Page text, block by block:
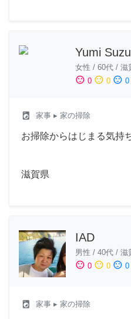
Yumi
女性 / 60代 / 滋
sentiment_satisfied 0 sentiment_neutral 0 sentiment_dissatisfied 0
local_laundry_service 家事 ▸ 家の掃除
お掃除からはじまる気持
滋賀県
IAD
男性 / 40代 / 滋
sentiment_satisfied 0 sentiment_neutral 0 sentiment_dissatisfied 0
local_laundry_service 家事 ▸ 家の掃除